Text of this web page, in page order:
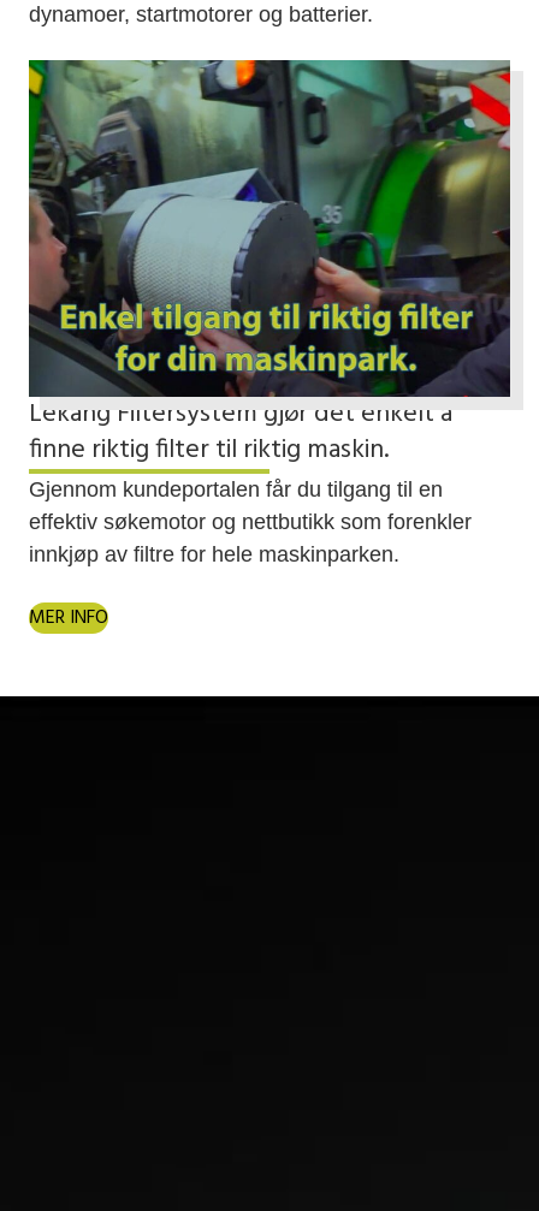
dynamoer, startmotorer og batterier.
Lekang Filtersystem gjør det enkelt å
finne riktig filter til riktig maskin.
Gjennom kundeportalen får du tilgang til en
effektiv søkemotor og nettbutikk som forenkler
innkjøp av filtre for hele maskinparken.
MER INFO